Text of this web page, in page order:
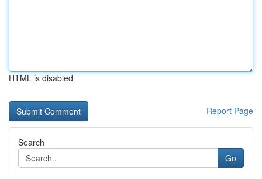
HTML is disabled
Report Page
Search
Go